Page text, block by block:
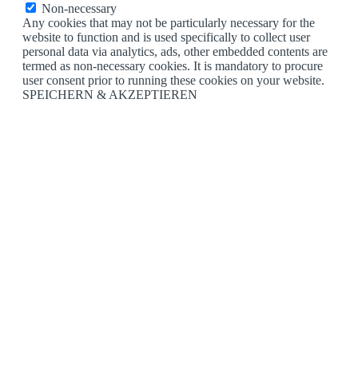
Non-necessary
Any cookies that may not be particularly necessary for the
website to function and is used specifically to collect user
personal data via analytics, ads, other embedded contents are
termed as non-necessary cookies. It is mandatory to procure
user consent prior to running these cookies on your website.
SPEICHERN & AKZEPTIEREN